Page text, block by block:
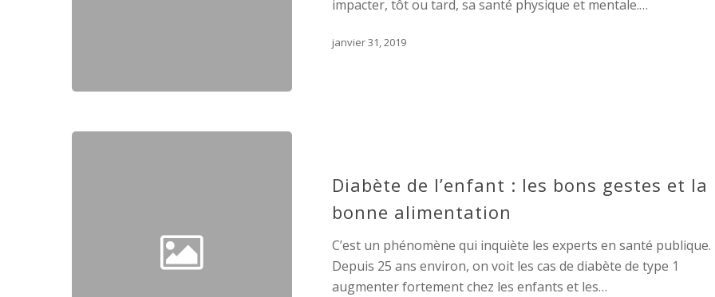
impacter, tôt ou tard, sa santé physique et mentale.…
janvier 31, 2019
Diabète de l’enfant : les bons gestes et la
bonne alimentation
C’est un phénomène qui inquiète les experts en santé publique.
Depuis 25 ans environ, on voit les cas de diabète de type 1
augmenter fortement chez les enfants et les…